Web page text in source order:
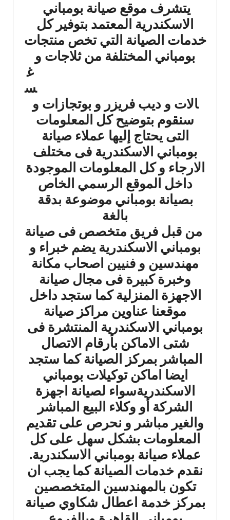
يتشرف موقع صيانة بومباني
الاسكندرية المعتمد بتوفير كل
خدمات الصيانة التي تخص منتجات
بومباني المختلفة من ثلاجات و
غ
س
الات و ديب فريزر و بوتجازات و
سنقوم بتوضيح كل المعلومات
التى يحتاج إليها عملاء صيانة
بومباني الاسكندرية فى مختلف
الارجاء و كل المعلومات الموجودة
داخل الموقع الرسمي الخاص
بصيانة بومباني موضوعة بدقة
بالغة
من قبل فريق متخصص فى صيانة
بومباني الاسكندرية يضم خبراء و
مهندسين و فنيين اصحاب مكانة
وخبرة كبيرة فى مجال صيانة
الاجهزة المنزلية كما ستجد داخل
موقعنا عناوين مراكز صيانة
بومباني الاسكندرية المنتشرة فى
شتى الاماكن بأرقام الاتصال
المباشر بمركز الصيانة كما ستجد
ايضا اماكن توكيلات بومباني
الاسكندريةسواء لصيانة اجهزة
الشركة أو وكلاء البيع المباشر
والغير مباشر و نحرص على تقديم
المعلومات بشكل سهل على كل
عملاء صيانة بومباني الاسكندرية.
نقدم خدمات الصيانة كما يجب ان
تكون بالمهندسين المتخصصين
بمركز خدمة اعطال شكاوي صيانة